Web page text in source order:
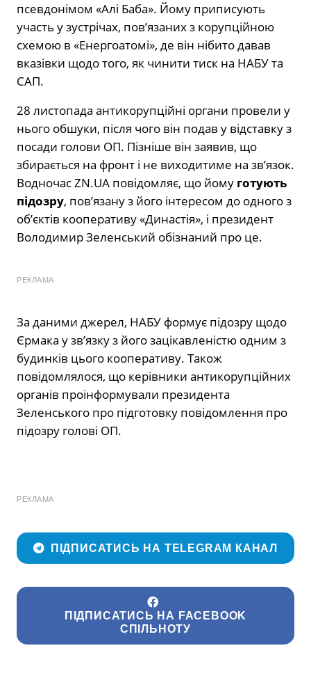
псевдонімом «Алі Баба». Йому приписують
участь у зустрічах, пов’язаних з корупційною
схемою в «Енергоатомі», де він нібито давав
вказівки щодо того, як чинити тиск на НАБУ та
САП.
28 листопада антикорупційні органи провели у
нього обшуки, після чого він подав у відставку з
посади голови ОП. Пізніше він заявив, що
збирається на фронт і не виходитиме на зв’язок.
Водночас ZN.UA повідомляє, що йому готують
підозру, пов’язану з його інтересом до одного з
об’єктів кооперативу «Династія», і президент
Володимир Зеленський обізнаний про це.
РЕКЛАМА
За даними джерел, НАБУ формує підозру щодо
Єрмака у зв’язку з його зацікавленістю одним з
будинків цього кооперативу. Також
повідомлялося, що керівники антикорупційних
органів проінформували президента
Зеленського про підготовку повідомлення про
підозру голові ОП.
РЕКЛАМА
ПІДПИСАТИСЬ НА TELEGRAM КАНАЛ
ПІДПИСАТИСЬ НА FACEBOOK
СПІЛЬНОТУ